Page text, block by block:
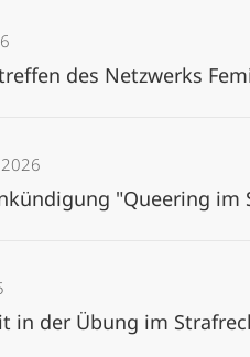
des Netzwerks
"Queering im
in der Übung im